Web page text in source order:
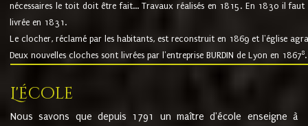
nécessaires le toit doit être fait... Travaux réalisés en 1815. En 1830 il
livrée en 1831.
Le clocher, réclamé par les habitants, est reconstruit en 1869 et l'église
Deux nouvelles cloches sont livrées par l'entreprise BURDIN de Lyon en 18678.
L'école
Nous savons que depuis 1791 un maître d'école enseigne à